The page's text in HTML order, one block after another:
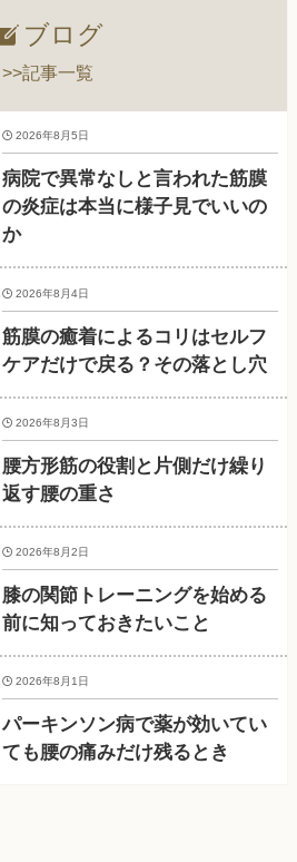
ブログ
>>記事一覧
病院で異常なしと言われた筋膜
の炎症は本当に様子見でいいの
か
2026年8月5日
筋膜の癒着によるコリはセルフ
ケアだけで戻る？その落とし穴
2026年8月4日
腰方形筋の役割と片側だけ繰り
返す腰の重さ
2026年8月3日
膝の関節トレーニングを始める
前に知っておきたいこと
2026年8月2日
パーキンソン病で薬が効いてい
ても腰の痛みだけ残るとき
2026年8月1日